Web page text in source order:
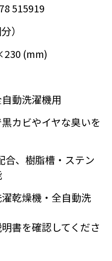
515919
）
(mm)
動洗濯機用
カビやイヤな臭いを
合、樹脂槽・ステン
乾燥機・全自動洗
明書を確認してくださ